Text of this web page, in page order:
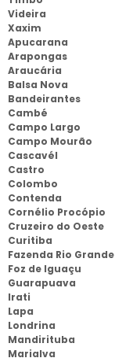
Videira
Xaxim
Apucarana
Arapongas
Araucária
Balsa Nova
Bandeirantes
Cambé
Campo Largo
Campo Mourão
Cascavél
Castro
Colombo
Contenda
Cornélio Procópio
Cruzeiro do Oeste
Curitiba
Fazenda Rio Grande
Foz de Iguaçu
Guarapuava
Irati
Lapa
Londrina
Mandirituba
Marialva